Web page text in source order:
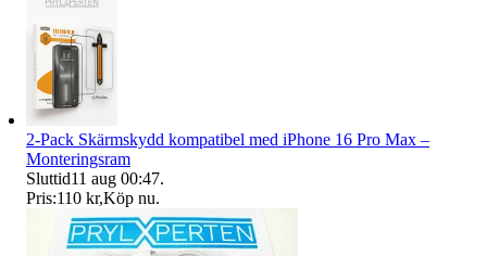
2-Pack Skärmskydd kompatibel med iPhone 16 Pro Max –
Monteringsram
Sluttid11 aug 00:47.
Pris:110 kr,Köp nu.